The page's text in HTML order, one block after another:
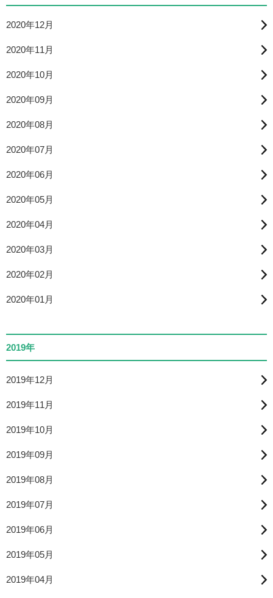
2020年12月
2020年11月
2020年10月
2020年09月
2020年08月
2020年07月
2020年06月
2020年05月
2020年04月
2020年03月
2020年02月
2020年01月
2019年
2019年12月
2019年11月
2019年10月
2019年09月
2019年08月
2019年07月
2019年06月
2019年05月
2019年04月